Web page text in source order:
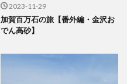
2023-11-29
加賀百万石の旅【番外編・金沢お
でん高砂】